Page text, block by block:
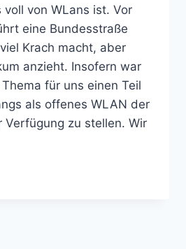
voll von WLans ist. Vor
eine Bundesstraße
Krach macht, aber
anzieht. Insofern war
für uns einen Teil
als offenes WLAN der
Verfügung zu stellen. Wir